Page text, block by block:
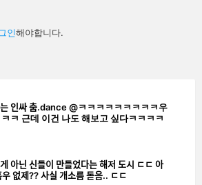
인해야합니다.
인싸 춤.dance @ㅋㅋㅋㅋㅋㅋㅋㅋㅋ우
ㅋ 근데 이건 나도 해보고 싶다ㅋㅋㅋㅋ
게 아닌 신들이 만들었다는 해저 도시 ㄷㄷ 아
없제?? 사실 개소름 돋음.. ㄷㄷ